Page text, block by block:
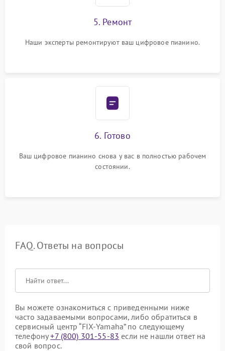
5. Ремонт
Наши эксперты ремонтируют ваш цифровое пианино.
6. Готово
Ваш цифровое пианино снова у вас в полностью рабочем
состоянии.
FAQ. Ответы на вопросы
Вы можете ознакомиться с приведенными ниже
часто задаваемыми вопросами, либо обратиться в
сервисный центр “FIX-Yamaha” по следующему
телефону+7 (800) 301-55-83 если не нашли ответ на
свой вопрос.